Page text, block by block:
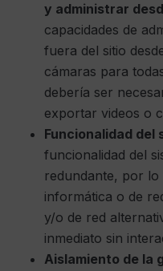
y administrar
capacidades de
fuera del sitio
cámaras para
debería ser
exportar videos o
Funcionalidad del
funcionalidad del
redundante, por
informática o de
y/o de red
inmediato sin
Aislamiento de la